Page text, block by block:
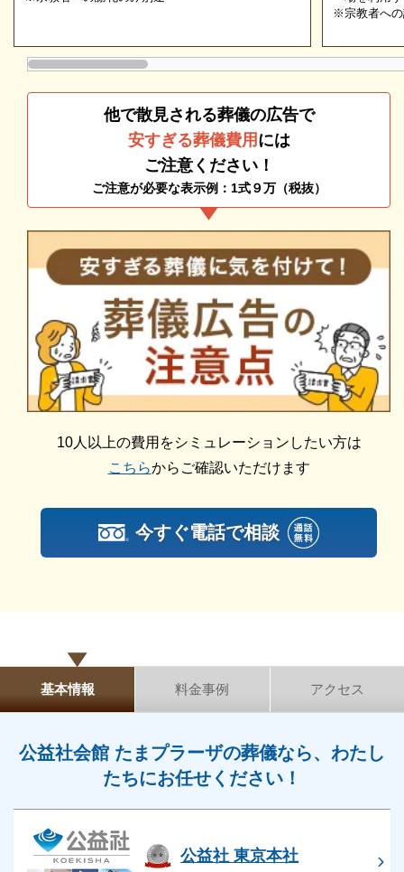
する前に総額費用をご確認いただき、それぞれの内訳
ただいてから施行いたしますのでご安心ください。
ます。
トは以下の通りです。
地域密着で安心
専用プランあり
公益社会館 たまプラーザの運営元である「株式会社
公益社」は、関東地方、関西地方で多数の葬儀ホール
を運営する葬儀社です。
数多くの葬儀施行実績から、地域の慣習や宗派・宗旨
に則った葬儀でも安心して利用できます。
公益社会館 たまプラーザには「一般葬」専用の葬儀
プランがあります。
一般葬は、宗教儀礼に沿って執り行う一般的な葬儀形
態です。
先祖代々受け継いでいる宗教がある方や、大人数で葬
儀を執り行いたい方におすすめです。
公益社の一般葬は、綺麗なお花に囲まれながら執り行
幅広い葬儀に対応しています。
公益社会館 たまプラーザの一日葬
公益社会館 たまプラーザの一日葬のおすすめポイン
移動の負担を軽減できる
しっかり式を執り行える
一日葬は、葬儀を1日で済ませる葬儀形態です。
略し、遺体の搬送・納棺・告別式・出棺・火葬を1日
で執り行います。
※宗教者へ
他で散見される葬儀の広告で
安すぎる葬儀費用 には
ご注意ください！
ご注意が必要な表示例：1式９万（税抜）
10人以上の費用をシミュレーションしたい方は
こちらからご確認いただけます
今すぐ電話で相談
基本情報 料金事例 アクセス
公益社会館 たまプラーザの葬儀なら、わたし
たちにお任せください！
公益社 東京本社